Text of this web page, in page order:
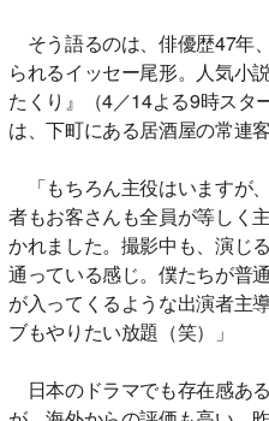
そう語るのは、俳優歴47年
られるイッセー尾形。人気小
たくり』（4／14よる9時スタ
は、下町にある居酒屋の常連
「もちろん主役はいますが
者もお客さんも全員が等しく
かれました。撮影中も、演じ
通っている感じ。僕たちが普
が入ってくるような出演者主
ブもやりたい放題（笑）」
日本のドラマでも存在感あ